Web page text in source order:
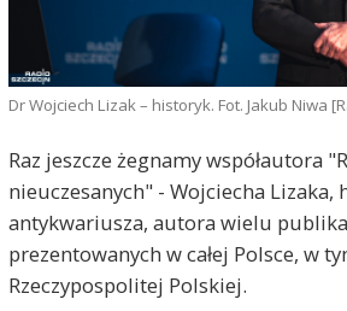
Dr Wojciech Lizak – historyk. Fot. Jakub Niwa
Raz jeszcze żegnamy współautora
nieuczesanych" - Wojciecha Lizaka,
antykwariusza, autora wielu
prezentowanych w całej Polsce, w
Rzeczypospolitej Polskiej.